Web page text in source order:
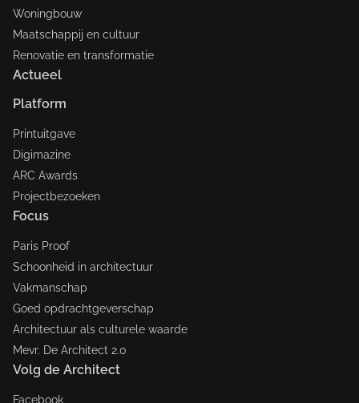
Woningbouw
Maatschappij en cultuur
Renovatie en transformatie
Actueel
Platform
Printuitgave
Digimazine
ARC Awards
Projectbezoeken
Focus
Paris Proof
Schoonheid in architectuur
Vakmanschap
Goed opdrachtgeverschap
Architectuur als culturele waarde
Mevr. De Architect 2.0
Volg de Architect
Facebook